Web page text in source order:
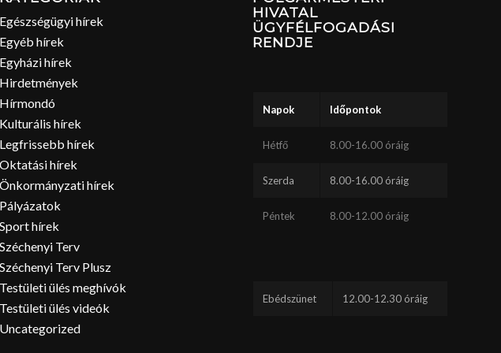
Egészségügyi hírek
Egyéb hírek
Egyházi hírek
Hirdetmények
Hírmondó
Kulturális hírek
Legfrissebb hírek
Oktatási hírek
Önkormányzati hírek
Pályázatok
Sport hírek
Széchenyi Terv
Széchenyi Terv Plusz
Testületi ülés meghívók
Testületi ülés videók
Uncategorized
HIVATAL
ÜGYFÉLFOGADÁSI
RENDJE
Napok Időpontok
Hétfő 8.00-16.00 óráig
Szerda 8.00-16.00 óráig
Péntek 8.00-12.00 óráig
Ebédszünet 12.00-12.30 óráig